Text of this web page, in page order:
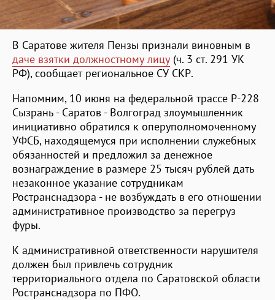
В Саратове жителя Пензы признали виновным в
даче взятки должностному лицу (ч. 3 ст. 291 УК
РФ), сообщает региональное СУ СКР.
Напомним, 10 июня на федеральной трассе Р-228
Сызрань - Саратов - Волгоград злоумышленник
инициативно обратился к оперуполномоченному
УФСБ, находящемуся при исполнении служебных
обязанностей и предложил за денежное
вознаграждение в размере 25 тысяч рублей дать
незаконное указание сотрудникам
Ространснадзора - не возбуждать в его отношении
административное производство за перегруз
фуры.
К административной ответственности нарушителя
должен был привлечь сотрудник
территориального отдела по Саратовской области
Ространснадзора по ПФО.